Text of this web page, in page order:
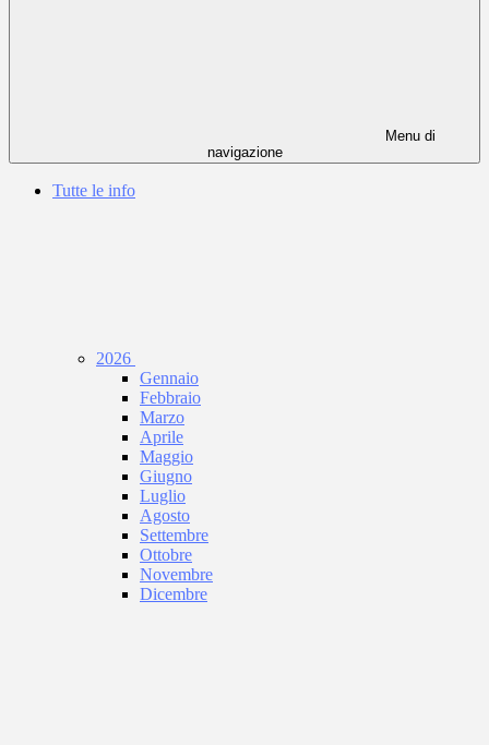
Menu di
navigazione
Tutte le info
2026
Gennaio
Febbraio
Marzo
Aprile
Maggio
Giugno
Luglio
Agosto
Settembre
Ottobre
Novembre
Dicembre